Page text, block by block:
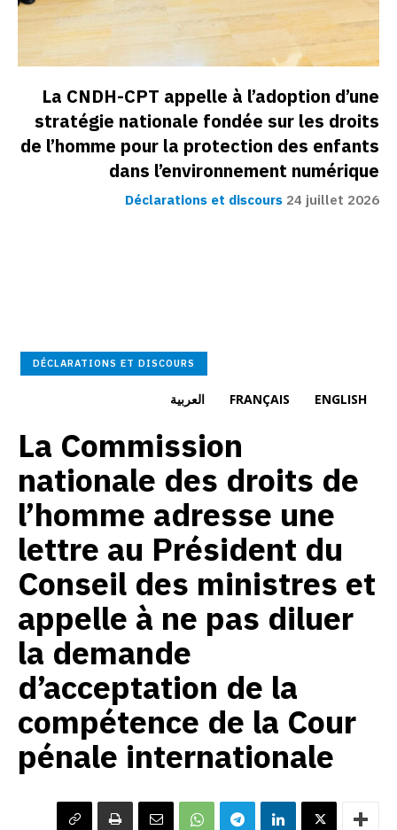
La CNDH-CPT appelle à l’adoption d’une
stratégie nationale fondée sur les droits
de l’homme pour la protection des enfants
dans l’environnement numérique
Déclarations et discours 24 juillet 2026